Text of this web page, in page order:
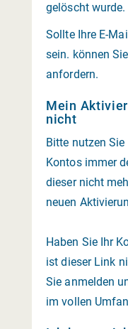
gelöscht wurde.
Sollte Ihre E-
sein. können
anfordern.
Mein
nicht
Bitte nutzen
Kontos immer
dieser nicht
neuen
Haben Sie Ihr
ist dieser Link
Sie anmelden
im vollen